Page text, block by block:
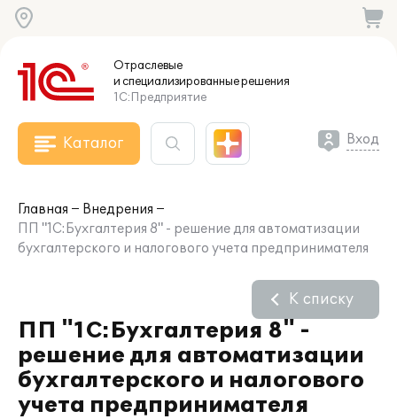
Отраслевые
и специализированныерешения
1С:Предприятие
Каталог Вход
Главная
Внедрения
ПП "1С:Бухгалтерия 8" - решение для автоматизации
бухгалтерского и налогового учета предпринимателя
ПП "1С:Бухгалтерия 8" -
решение для автоматизации
бухгалтерского и налогового
учета предпринимателя
К списку